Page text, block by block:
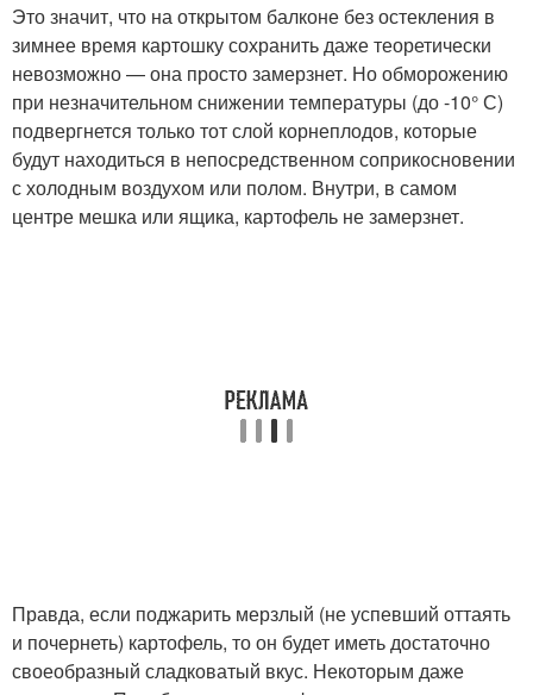
Это значит, что на открытом балконе без остекления в
зимнее время картошку сохранить даже теоретически
невозможно — она просто замерзнет. Но обморожению
при незначительном снижении температуры (до -10° С)
подвергнется только тот слой корнеплодов, которые
будут находиться в непосредственном соприкосновении
с холодным воздухом или полом. Внутри, в самом
центре мешка или ящика, картофель не замерзнет.
Правда, если поджарить мерзлый (не успевший оттаять
и почернеть) картофель, то он будет иметь достаточно
своеобразный сладковатый вкус. Некоторым даже